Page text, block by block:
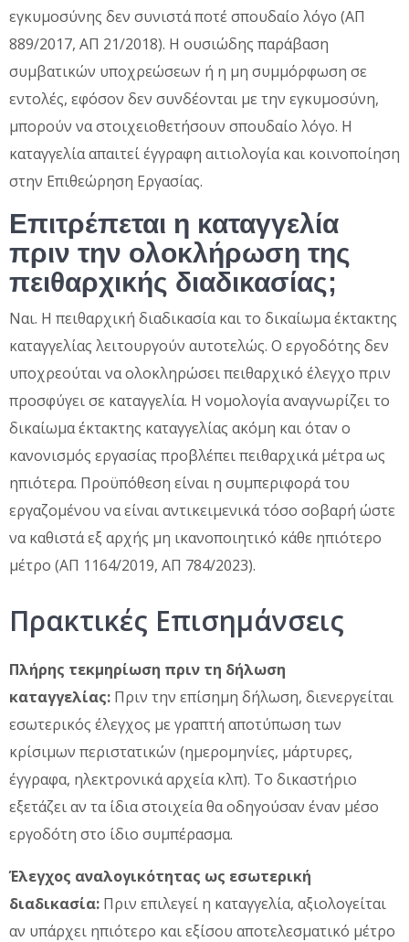
εγκυμοσύνης δεν συνιστά ποτέ σπουδαίο λόγο (ΑΠ
889/2017, ΑΠ 21/2018). Η ουσιώδης παράβαση
συμβατικών υποχρεώσεων ή η μη συμμόρφωση σε
εντολές, εφόσον δεν συνδέονται με την εγκυμοσύνη,
μπορούν να στοιχειοθετήσουν σπουδαίο λόγο. Η
καταγγελία απαιτεί έγγραφη αιτιολογία και κοινοποίηση
στην Επιθεώρηση Εργασίας.
Επιτρέπεται η καταγγελία
πριν την ολοκλήρωση της
πειθαρχικής διαδικασίας;
Ναι. Η πειθαρχική διαδικασία και το δικαίωμα έκτακτης
καταγγελίας λειτουργούν αυτοτελώς. Ο εργοδότης δεν
υποχρεούται να ολοκληρώσει πειθαρχικό έλεγχο πριν
προσφύγει σε καταγγελία. Η νομολογία αναγνωρίζει το
δικαίωμα έκτακτης καταγγελίας ακόμη και όταν ο
κανονισμός εργασίας προβλέπει πειθαρχικά μέτρα ως
ηπιότερα. Προϋπόθεση είναι η συμπεριφορά του
εργαζομένου να είναι αντικειμενικά τόσο σοβαρή ώστε
να καθιστά εξ αρχής μη ικανοποιητικό κάθε ηπιότερο
μέτρο (ΑΠ 1164/2019, ΑΠ 784/2023).
Πρακτικές Επισημάνσεις
Πλήρης τεκμηρίωση πριν τη δήλωση
καταγγελίας: Πριν την επίσημη δήλωση, διενεργείται
εσωτερικός έλεγχος με γραπτή αποτύπωση των
κρίσιμων περιστατικών (ημερομηνίες, μάρτυρες,
έγγραφα, ηλεκτρονικά αρχεία κλπ). Το δικαστήριο
εξετάζει αν τα ίδια στοιχεία θα οδηγούσαν έναν μέσο
εργοδότη στο ίδιο συμπέρασμα.
Έλεγχος αναλογικότητας ως εσωτερική
διαδικασία: Πριν επιλεγεί η καταγγελία, αξιολογείται
αν υπάρχει ηπιότερο και εξίσου αποτελεσματικό μέτρο